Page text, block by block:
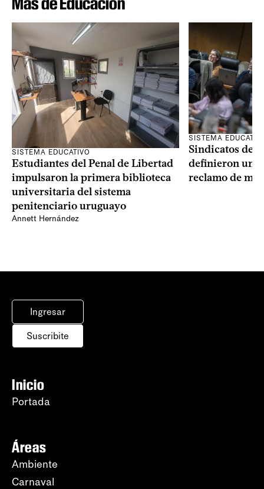
SISTEMA EDUCATIVO
Estudiantes del Penal de Libertad
impulsaron la primera biblioteca
universitaria del sistema
penitenciario uruguayo
Annett Hernández
SISTEMA
Sindicatos de
definieron un
reclamo de
Ingresar
Suscribite
Inicio
Portada
Áreas
Ambiente
Carnaval